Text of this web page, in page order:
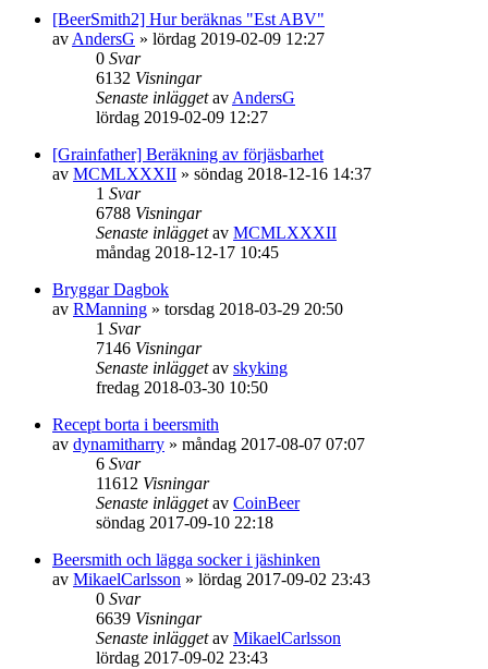
[BeerSmith2] Hur beräknas "Est ABV"
av AndersG » lördag 2019-02-09 12:27
0 Svar
6132 Visningar
Senaste inläggetav AndersG
lördag 2019-02-09 12:27
[Grainfather] Beräkning av förjäsbarhet
av MCMLXXXII » söndag 2018-12-16 14:37
1 Svar
6788 Visningar
Senaste inläggetav MCMLXXXII
måndag 2018-12-17 10:45
Bryggar Dagbok
av RManning » torsdag 2018-03-29 20:50
1 Svar
7146 Visningar
Senaste inläggetav skyking
fredag 2018-03-30 10:50
Recept borta i beersmith
av dynamitharry » måndag 2017-08-07 07:07
6 Svar
11612 Visningar
Senaste inläggetav CoinBeer
söndag 2017-09-10 22:18
Beersmith och lägga socker i jäshinken
av MikaelCarlsson » lördag 2017-09-02 23:43
0 Svar
6639 Visningar
Senaste inläggetav MikaelCarlsson
lördag 2017-09-02 23:43